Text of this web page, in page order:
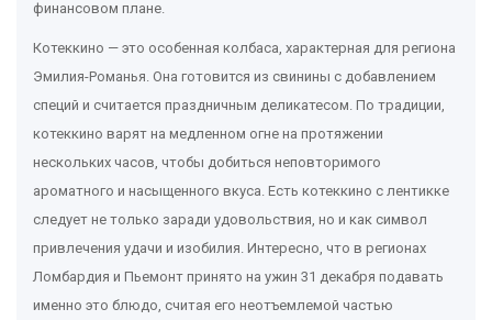
финансовом плане.
Котеккино — это особенная колбаса, характерная для региона
Эмилия-Романья. Она готовится из свинины с добавлением
специй и считается праздничным деликатесом. По традиции,
котеккино варят на медленном огне на протяжении
нескольких часов, чтобы добиться неповторимого
ароматного и насыщенного вкуса. Есть котеккино с лентикке
следует не только заради удовольствия, но и как символ
привлечения удачи и изобилия. Интересно, что в регионах
Ломбардия и Пьемонт принято на ужин 31 декабря подавать
именно это блюдо, считая его неотъемлемой частью